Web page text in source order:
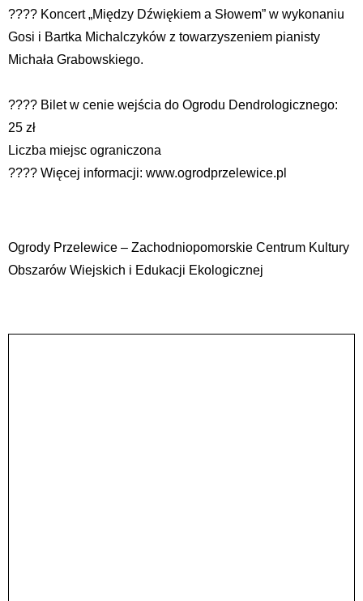
???? Koncert „Między Dźwiękiem a Słowem” w wykonaniu
Gosi i Bartka Michalczyków z towarzyszeniem pianisty
Michała Grabowskiego.
???? Bilet w cenie wejścia do Ogrodu Dendrologicznego:
25 zł
Liczba miejsc ograniczona
???? Więcej informacji: www.ogrodprzelewice.pl
Ogrody Przelewice – Zachodniopomorskie Centrum Kultury
Obszarów Wiejskich i Edukacji Ekologicznej